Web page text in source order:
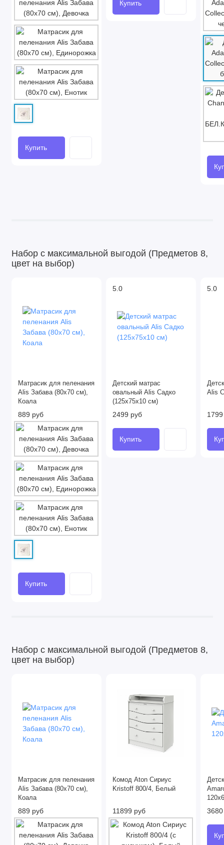
Купить
Купить
Набор с максимальной выгодой (Предметов 8,
цвет на выбор)
Матрасик для пеленания
Alis Забава (80х70 см),
Коала
889 руб
Купить
5.0
Детский матрас
овальный Alis Садко
(125x75x10 см)
2499 руб
Купить
5.0
Alis
Набор с максимальной выгодой (Предметов 8,
цвет на выбор)
Матрасик для пеленания
Alis Забава (80х70 см),
Коала
889 руб
Комод Aton Сириус
Kristoff 800/4, Белый
11899 руб